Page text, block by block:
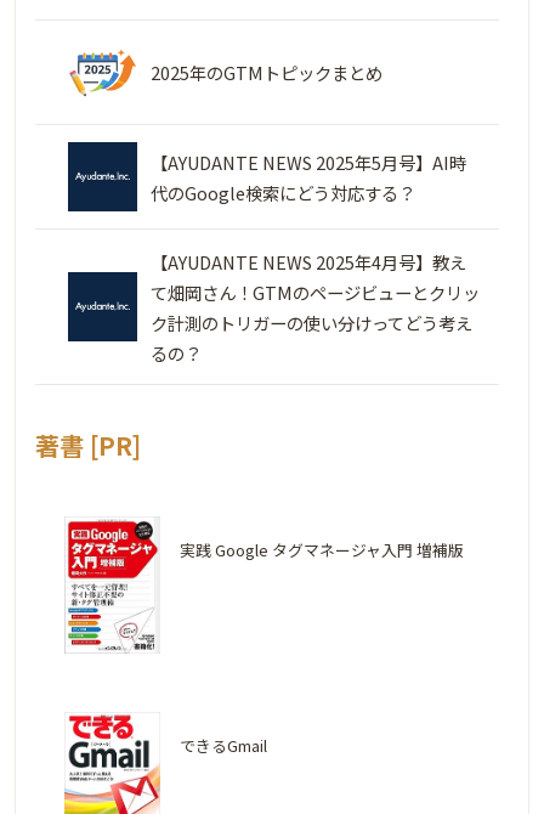
2025年のGTMトピックまとめ
【AYUDANTE NEWS 2025年5月号】AI時
代のGoogle検索にどう対応する？
【AYUDANTE NEWS 2025年4月号】教え
て畑岡さん！GTMのページビューとクリッ
ク計測のトリガーの使い分けってどう考え
るの？
著書 [PR]
実践 Google タグマネージャ入門 増補版
できるGmail